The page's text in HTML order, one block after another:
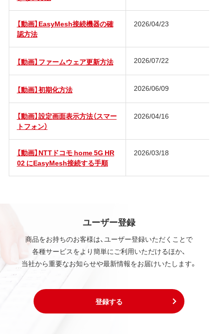
【動画】EasyMesh接続機器の確
認方法
2026/04/23
【動画】ファームウェア更新方法 2026/07/22
【動画】初期化方法 2026/06/09
【動画】設定画面表示方法（スマー
トフォン）
2026/04/16
【動画】NTTドコモ home 5G HR
02 にEasyMesh接続する手順
2026/03/18
ユーザー登録
商品をお持ちのお客様は、ユーザー登録いただくことで
各種サービスをより簡単にご利用いただけるほか、
当社から重要なお知らせや最新情報をお届けいたします。
登録する